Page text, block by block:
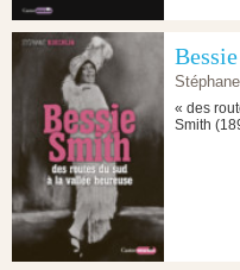
« des
Smith